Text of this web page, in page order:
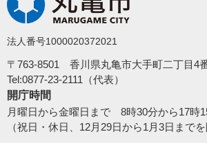
法人番号1000020372021
〒763-8501 香川県丸亀市大手町二丁目4
Tel:0877-23-2111（代表）
開庁時間
月曜日から金曜日まで 8時30分から17時
（祝日・休日、12月29日から1月3日までを